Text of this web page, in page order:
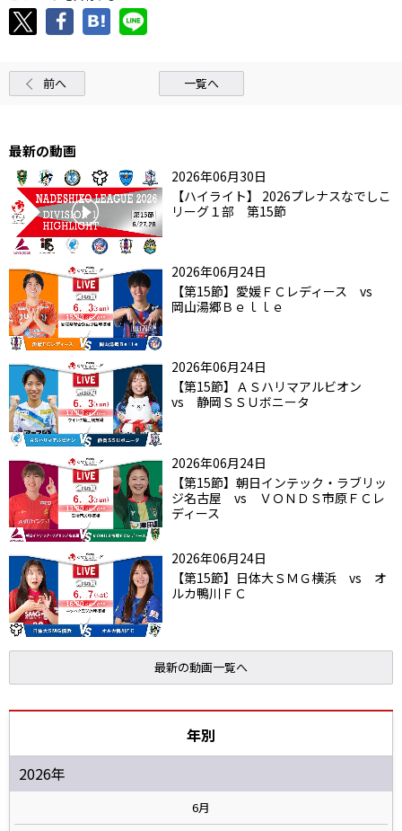
前へ 一覧へ
最新の動画
2026年06月30日
【ハイライト】 2026プレナスなでしこ
リーグ１部 第15節
2026年06月24日
【第15節】愛媛ＦＣレディース vs
岡山湯郷Ｂｅｌｌｅ
2026年06月24日
【第15節】ＡＳハリマアルビオン
vs 静岡ＳＳＵボニータ
2026年06月24日
【第15節】朝日インテック・ラブリッ
ジ名古屋 vs ＶＯＮＤＳ市原ＦＣレ
ディース
2026年06月24日
【第15節】日体大ＳＭＧ横浜 vs オ
ルカ鴨川ＦＣ
最新の動画一覧へ
年別
2026年
6月